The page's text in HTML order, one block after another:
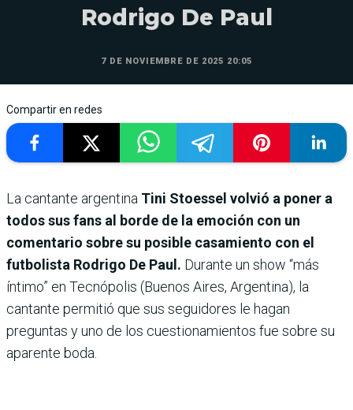
Rodrigo De Paul
7 DE NOVIEMBRE DE 2025 20:05
Compartir en redes
La cantante argentina Tini Stoessel volvió a poner a
todos sus fans al borde de la emoción con un
comentario sobre su posible casamiento con el
futbolista Rodrigo De Paul. Durante un show “más
íntimo” en Tecnópolis (Buenos Aires, Argentina), la
cantante permitió que sus seguidores le hagan
preguntas y uno de los cuestionamientos fue sobre su
aparente boda.